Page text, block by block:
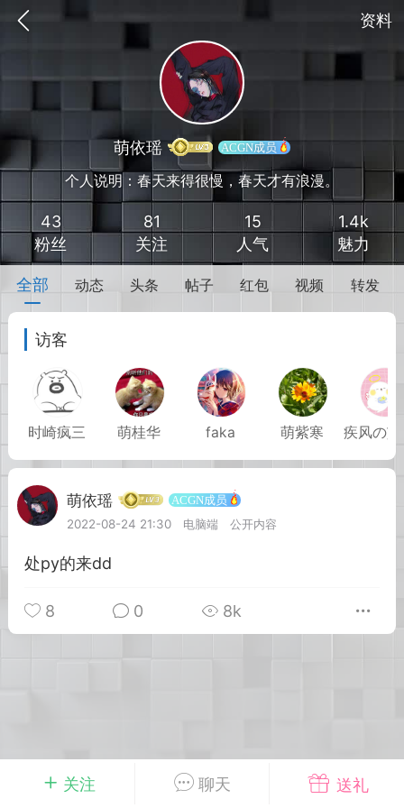
资料
ACGN社区之资源搜索篇
完成任务领奖励
了
问答求助
报社 实习会员 ACGN成员
讯视频独家上线。
美世界》系列第二部剧场版作品。故事
、俞陀、赤王相继登场，压迫感十足。
级建模霸气十足，柳神全新造型引发热
关注 聊天 送礼
萌依瑶 ACGN成员
个人说明：春天来得很慢，春天才有浪漫。
43
粉丝
81
关注
15
人气
1.4k
魅力
全部 动态 头条 帖子 红包 视频 转发
访客
时崎疯三 萌桂华 faka 萌紫寒
萌依瑶 ACGN成员
2022-08-24 21:30 电脑端 公开内容
处py的来dd
8 0 8k